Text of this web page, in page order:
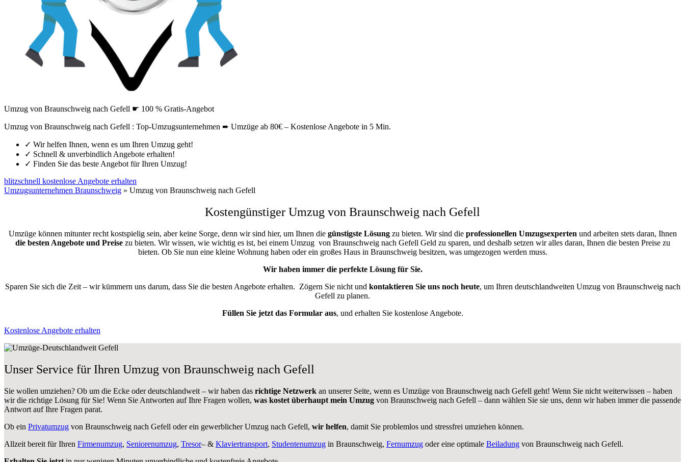
Umzug von Braunschweig nach Gefell ☛ 100 % Gratis-Angebot
Umzug von Braunschweig nach Gefell : Top-Umzugsunternehmen ➨ Umzüge ab 80€ – Kostenlose Angebote in 5 Min.
✓ Wir helfen Ihnen, wenn es um Ihren Umzug geht!
✓ Schnell & unverbindlich Angebote erhalten!
✓ Finden Sie das beste Angebot für Ihren Umzug!
blitzschnell kostenlose Angebote erhalten
Umzugsunternehmen Braunschweig » Umzug von Braunschweig nach Gefell
Kostengünstiger Umzug von Braunschweig nach Gefell
Umzüge können mitunter recht kostspielig sein, aber keine Sorge, denn wir sind hier, um Ihnen die günstigste Lösungzu bieten. Wir sind die professionellen Umzugsexperten und arbeiten stets daran, Ihnen
die besten Angebote und Preisezu bieten. Wir wissen, wie wichtig es ist, bei einem Umzug von Braunschweig nach Gefell Geld zu sparen, und deshalb setzen wir alles daran, Ihnen die besten Preise zu
bieten. Ob Sie nun eine kleine Wohnung haben oder ein großes Haus in Braunschweig besitzen, was umgezogen werden muss.
Wir haben immer die perfekte Lösung für Sie.
Sparen Sie sich die Zeit – wir kümmern uns darum, dass Sie die besten Angebote erhalten. Zögern Sie nicht und kontaktieren Sie uns noch heute, um Ihren deutschlandweiten Umzug von Braunschweig nach
Gefell zu planen.
Füllen Sie jetzt das Formular aus, und erhalten Sie kostenlose Angebote.
Kostenlose Angebote erhalten
Unser Service für Ihren Umzug von Braunschweig nach Gefell
Sie wollen umziehen? Ob um die Ecke oder deutschlandweit – wir haben das richtige Netzwerk an unserer Seite, wenn es Umzüge von Braunschweig nach Gefell geht! Wenn Sie nicht weiterwissen – haben
wir die richtige Lösung für Sie! Wenn Sie Antworten auf Ihre Fragen wollen, was kostet überhaupt mein Umzug von Braunschweig nach Gefell – dann wählen Sie sie uns, denn wir haben immer die passende
Antwort auf Ihre Fragen parat.
Ob ein Privatumzug von Braunschweig nach Gefell oder ein gewerblicher Umzug nach Gefell, wir helfen, damit Sie problemlos und stressfrei umziehen können.
Allzeit bereit für Ihren Firmenumzug, Seniorenumzug, Tresor– & Klaviertransport, Studentenumzug in Braunschweig, Fernumzug oder eine optimale Beiladung von Braunschweig nach Gefell.